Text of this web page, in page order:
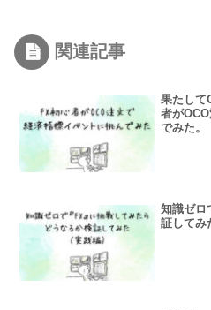
関連記事
果たして
者が
でみた。
知識ゼロ
証してみ